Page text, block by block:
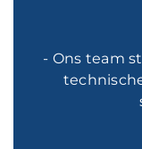
- Ons team